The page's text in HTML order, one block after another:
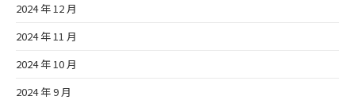
2024 年 12 月
2024 年 11 月
2024 年 10 月
2024 年 9 月